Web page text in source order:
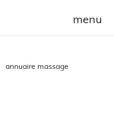
annuaire massage